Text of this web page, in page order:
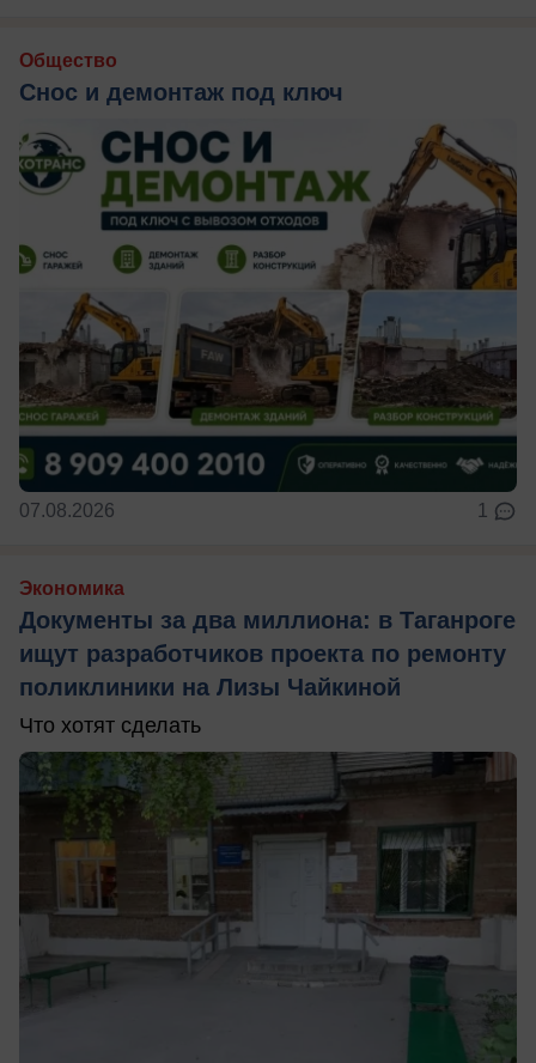
Общество
Снос и демонтаж под ключ
07.08.2026 1
Экономика
Документы за два миллиона: в Таганроге
ищут разработчиков проекта по ремонту
поликлиники на Лизы Чайкиной
Что хотят сделать